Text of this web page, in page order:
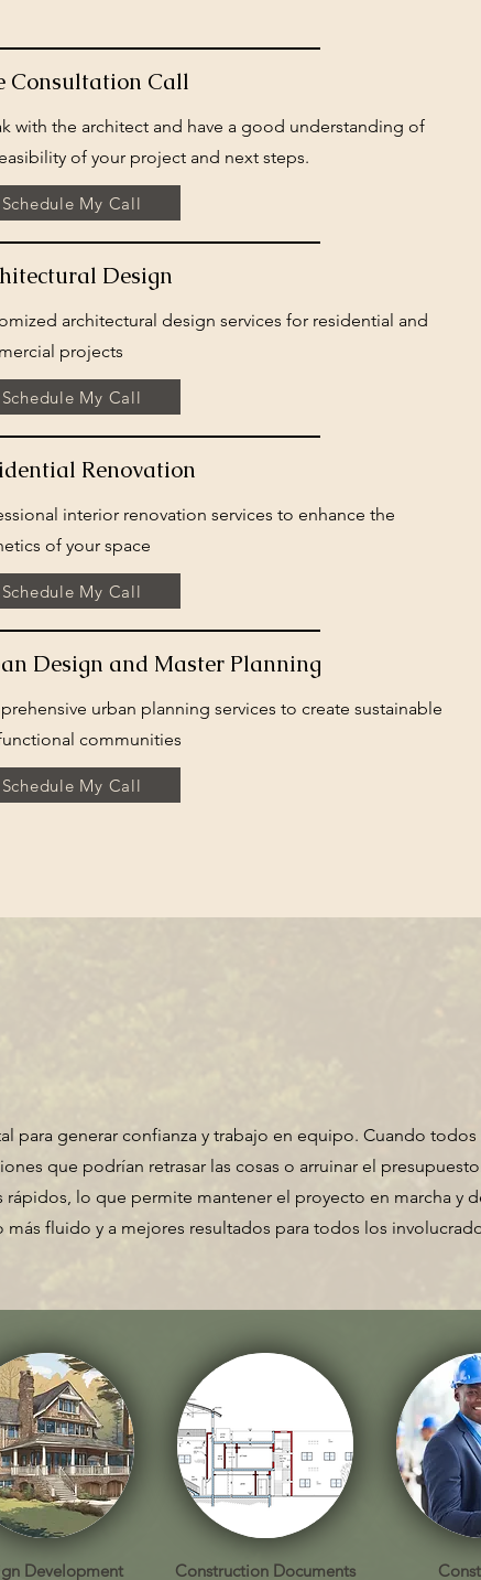
Consultation Call
with the architect and have a good understanding of
of your project and next steps.
Schedule My Call
Design
architectural design services for residential and
projects
Schedule My Call
Renovation
interior renovation services to enhance the
of your space
Schedule My Call
Design and Master Planning
urban planning services to create sustainable
communities
Schedule My Call
para generar confianza y trabajo en equipo. Cuando todos
que podrían retrasar las cosas o arruinar el
lo que permite mantener el proyecto en marcha y
fluido y a mejores resultados para todos los
Development Construction Documents